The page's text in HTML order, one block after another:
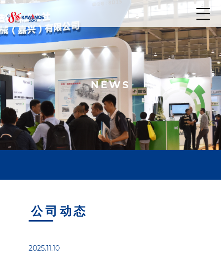
NEWS
公司动态
2025.11.10